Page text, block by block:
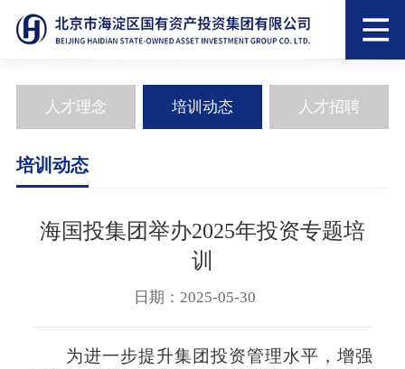
人才理念 培训动态 人才招聘
培训动态
海国投集团举办2025年投资专题培
训
日期：2025-05-30
为进一步提升集团投资管理水平，增强